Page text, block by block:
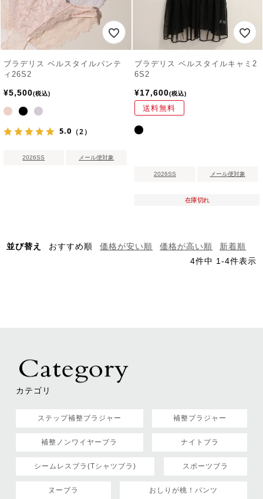
ブラデリス ベルスタイルパンテ
ィ26S2
¥5,500 税込
5.0 （2）
2026SS メール便対象
ブラデリス ベルスタイルキャミ2
6S2
¥17,600 税込
送料無料
2026SS メール便対象
在庫切れ
並び替え おすすめ順 価格が安い順 価格が高い順
新着順
4件中 1 -4件表示
カテゴリ
ステップ補整ブラジャー 補整ブラジャー
補整ノンワイヤーブラ ナイトブラ
シームレスブラ(Tシャツブラ) スポーツブラ
ヌーブラ おしりが桃！パンツ